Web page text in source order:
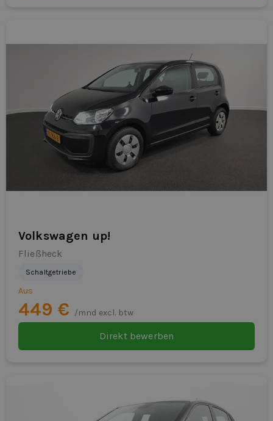
Volkswagen up!
Fließheck
Schaltgetriebe
Aus
449 € /mnd excl. btw
Direkt bewerben